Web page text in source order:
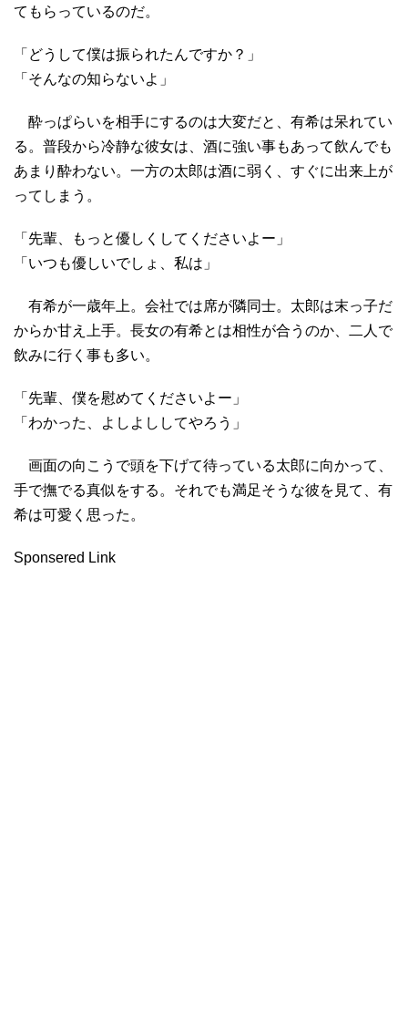
てもらっているのだ。
「どうして僕は振られたんですか？」
「そんなの知らないよ」
酔っぱらいを相手にするのは大変だと、有希は呆れてい
る。普段から冷静な彼女は、酒に強い事もあって飲んでも
あまり酔わない。一方の太郎は酒に弱く、すぐに出来上が
ってしまう。
「先輩、もっと優しくしてくださいよー」
「いつも優しいでしょ、私は」
有希が一歳年上。会社では席が隣同士。太郎は末っ子だ
からか甘え上手。長女の有希とは相性が合うのか、二人で
飲みに行く事も多い。
「先輩、僕を慰めてくださいよー」
「わかった、よしよししてやろう」
画面の向こうで頭を下げて待っている太郎に向かって、
手で撫でる真似をする。それでも満足そうな彼を見て、有
希は可愛く思った。
Sponsered Link